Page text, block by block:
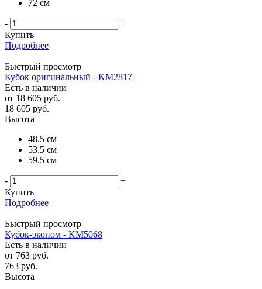
72 см
-
+
Купить
Подробнее
Быстрый просмотр
Кубок оригинальный - KM2817
Есть в наличии
от 18 605 руб.
18 605 руб.
Высота
48.5 см
53.5 см
59.5 см
-
+
Купить
Подробнее
Быстрый просмотр
Кубок-эконом - KM5068
Есть в наличии
от 763 руб.
763 руб.
Высота